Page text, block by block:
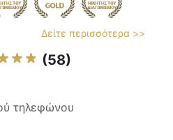
Δείτε περισσότερα >>
(58)
τηλεφώνου